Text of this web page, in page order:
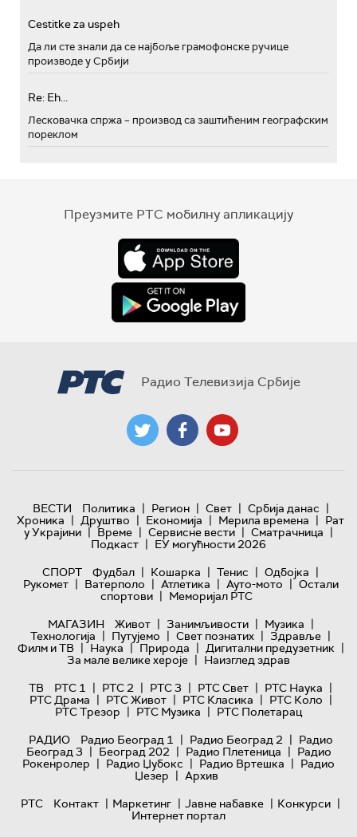
Cestitke za uspeh
Да ли сте знали да се најбоље грамофонске ручице
производе у Србији
Re: Eh...
Лесковачка спржа – производ са заштићеним географским
пореклом
Преузмите РТС мобилну апликацију
Радио Телевизија Србије
ВЕСТИ Политика | Регион | Свет | Србија данас |
Хроника | Друштво | Економија | Мерила времена | Рат
у Украјини | Време | Сервисне вести | Сматрачница |
Подкаст | ЕУ могућности 2026
СПОРТ
Фудбал | Кошарка | Тенис | Одбојка |
Рукомет | Ватерполо | Атлетика | Ауто-мото | Остали
спортови | Меморијал РТС
МАГАЗИН
Живот | Занимљивости | Музика |
Технологијa | Путујемо | Свет познатих | Здравље |
Филм и ТВ | Наука | Природа | Дигитални предузетник |
За мале велике хероје | Наизглед здрав
ТВ
РТС 1 | РТС 2 | РТС 3 | РТС Свет | РТС Наука |
РТС Драма | РТС Живот | РТС Класика | РТС Коло |
РТС Трезор | РТС Музика | РТС Полетарац
РАДИО
Радио Београд 1 | Радио Београд 2 | Радио
Београд 3 | Београд 202 | Радио Плетеница | Радио
Рокенролер | Радио Џубокс | Радио Вртешка | Радио
Џезер | Архив
РТС
Контакт | Маркетинг | Јавне набавке | Конкурси |
Интернет портал